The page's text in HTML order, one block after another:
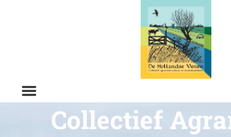
Collectief